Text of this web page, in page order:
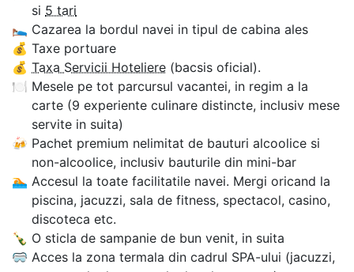
si 5 tari
🛌 Cazarea la bordul navei in tipul de cabina ales
💰 Taxe portuare
💰 Taxa Servicii Hoteliere (bacsis oficial).
🍽 Mesele pe tot parcursul vacantei, in regim a la
carte (9 experiente culinare distincte, inclusiv mese
servite in suita)
🍻 Pachet premium nelimitat de bauturi alcoolice si
non-alcoolice, inclusiv bauturile din mini-bar
🏊‍ Accesul la toate facilitatile navei. Mergi oricand la
piscina, jacuzzi, sala de fitness, spectacol, casino,
discoteca etc.
🍾 O sticla de sampanie de bun venit, in suita
🥽 Acces la zona termala din cadrul SPA-ului (jacuzzi,